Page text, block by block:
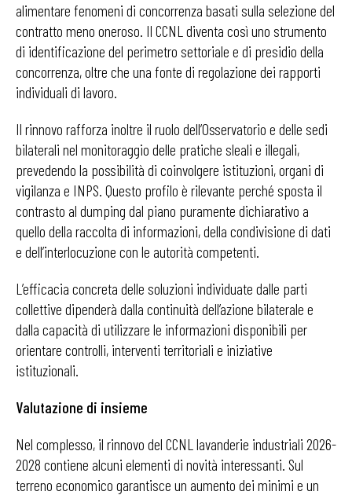
alimentare fenomeni di concorrenza basati sulla selezione del
contratto meno oneroso. Il CCNL diventa così uno strumento
di identificazione del perimetro settoriale e di presidio della
concorrenza, oltre che una fonte di regolazione dei rapporti
individuali di lavoro.
Il rinnovo rafforza inoltre il ruolo dell’Osservatorio e delle sedi
bilaterali nel monitoraggio delle pratiche sleali e illegali,
prevedendo la possibilità di coinvolgere istituzioni, organi di
vigilanza e INPS. Questo profilo è rilevante perché sposta il
contrasto al dumping dal piano puramente dichiarativo a
quello della raccolta di informazioni, della condivisione di dati
e dell’interlocuzione con le autorità competenti.
L’efficacia concreta delle soluzioni individuate dalle parti
collettive dipenderà dalla continuità dell’azione bilaterale e
dalla capacità di utilizzare le informazioni disponibili per
orientare controlli, interventi territoriali e iniziative
istituzionali.
Valutazione di insieme
Nel complesso, il rinnovo del CCNL lavanderie industriali 2026-
2028 contiene alcuni elementi di novità interessanti. Sul
terreno economico garantisce un aumento dei minimi e un